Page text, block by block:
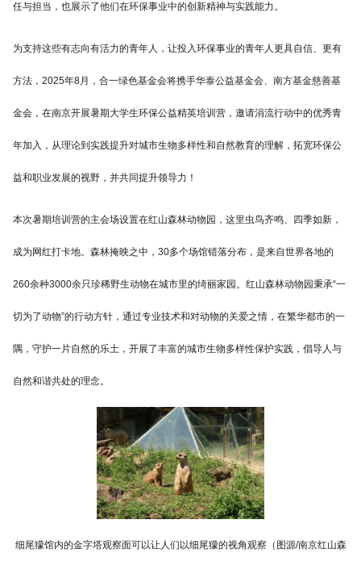
任与担当，也展示了他们在环保事业中的创新精神与实践能力。
为支持这些有志向有活力的青年人，让投入环保事业的青年人更具自信、更有
方法，2025年8月，合一绿色基金会将携手华泰公益基金会、南方基金慈善基
金会，在南京开展暑期大学生环保公益精英培训营，邀请涓流行动中的优秀青
年加入，从理论到实践提升对城市生物多样性和自然教育的理解，拓宽环保公
益和职业发展的视野，并共同提升领导力！
本次暑期培训营的主会场设置在红山森林动物园，这里虫鸟齐鸣、四季如新，
成为网红打卡地。森林掩映之中，30多个场馆错落分布，是来自世界各地的
260余种3000余只珍稀野生动物在城市里的绮丽家园。红山森林动物园秉承“一
切为了动物”的行动方针，通过专业技术和对动物的关爱之情，在繁华都市的一
隅，守护一片自然的乐土，开展了丰富的城市生物多样性保护实践，倡导人与
自然和谐共处的理念。
细尾獴馆内的金字塔观察面可以让人们以细尾獴的视角观察（图源/南京红山森